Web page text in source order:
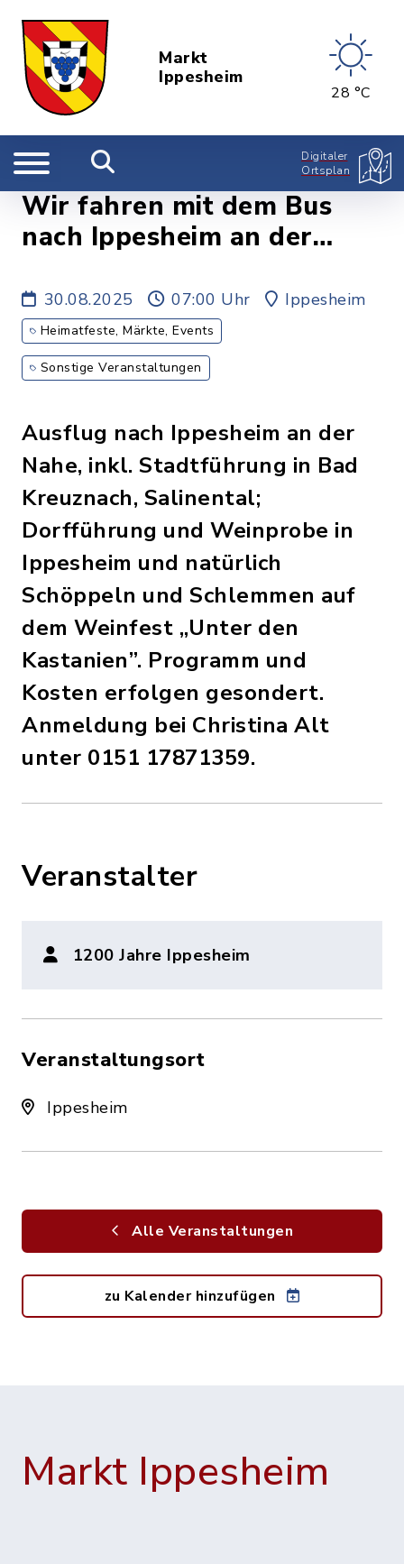
Markt
Ippesheim
28 °C
Digitaler
Ortsplan
Wir fahren mit dem Bus
nach Ippesheim an der
30.08.2025 07:00 Uhr Ippesheim
Heimatfeste, Märkte, Events
Sonstige Veranstaltungen
Ausflug nach Ippesheim an der
Nahe, inkl. Stadtführung in Bad
Kreuznach, Salinental;
Dorfführung und Weinprobe in
Ippesheim und natürlich
Schöppeln und Schlemmen auf
dem Weinfest „Unter den
Kastanien”. Programm und
Kosten erfolgen gesondert.
Anmeldung bei Christina Alt
unter 0151 17871359.
Veranstalter
1200 Jahre Ippesheim
Veranstaltungsort
Ippesheim
Alle Veranstaltungen
zu Kalender hinzufügen
Markt Ippesheim